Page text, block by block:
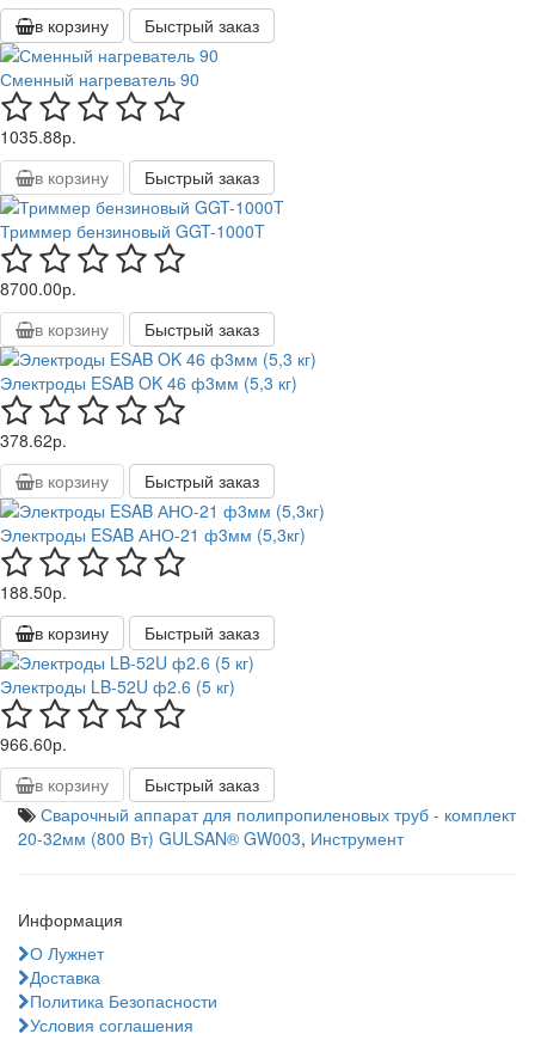
в корзину
Быстрый заказ
Сменный нагреватель 90
1035.88р.
в корзину
Быстрый заказ
Триммер бензиновый GGT-1000T
8700.00р.
в корзину
Быстрый заказ
Электроды ESAB OK 46 ф3мм (5,3 кг)
378.62р.
в корзину
Быстрый заказ
Электроды ESAB АНО-21 ф3мм (5,3кг)
188.50р.
в корзину
Быстрый заказ
Электроды LB-52U ф2.6 (5 кг)
966.60р.
в корзину
Быстрый заказ
Сварочный аппарат для полипропиленовых труб - комплект
20-32мм (800 Вт) GULSAN® GW003, Инструмент
Информация
О Лужнет
Доставка
Политика Безопасности
Условия соглашения